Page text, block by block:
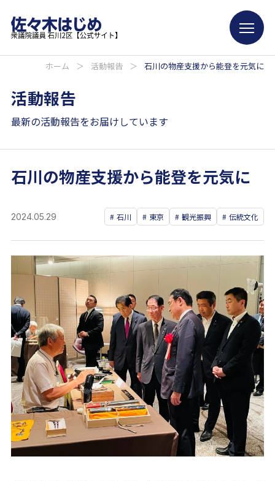
ホーム ＞ 活動報告 ＞ 石川の物産支援から能登を元気に
活動報告
最新の活動報告をお届けしています
石川の物産支援から能登を元気に
2024.05.29 石川 東京 観光振興 伝統文化